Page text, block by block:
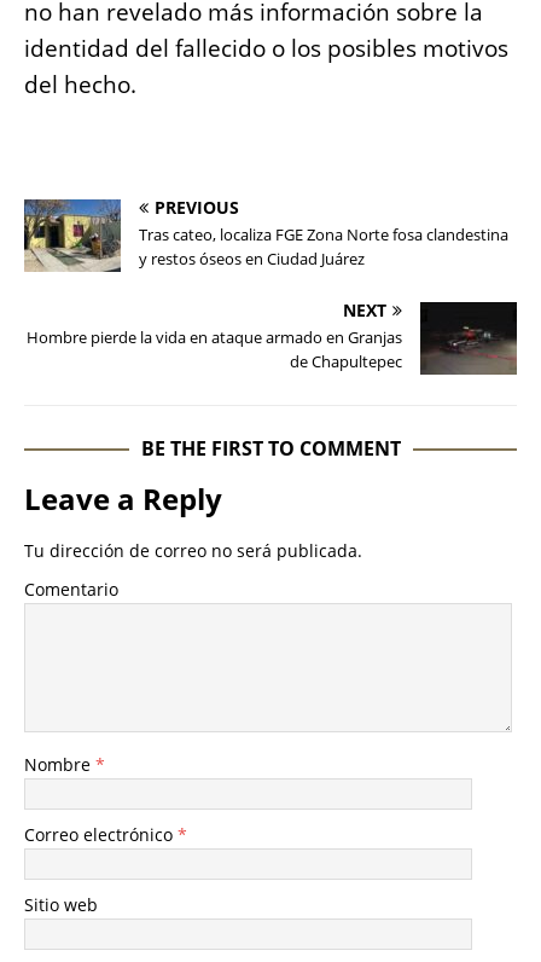
no han revelado más información sobre la
identidad del fallecido o los posibles motivos
del hecho.
PREVIOUS
Tras cateo, localiza FGE Zona Norte fosa clandestina
y restos óseos en Ciudad Juárez
NEXT
Hombre pierde la vida en ataque armado en Granjas
de Chapultepec
BE THE FIRST TO COMMENT
Leave a Reply
Tu dirección de correo no será publicada.
Comentario
Nombre *
Correo electrónico *
Sitio web